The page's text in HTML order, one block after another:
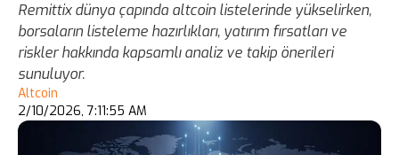
Remittix dünya çapında altcoin listelerinde yükselirken,
borsaların listeleme hazırlıkları, yatırım fırsatları ve
riskler hakkında kapsamlı analiz ve takip önerileri
sunuluyor.
Altcoin
2/10/2026, 7:11:55 AM